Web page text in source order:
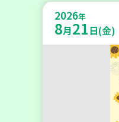
2026年
8月21日(金)